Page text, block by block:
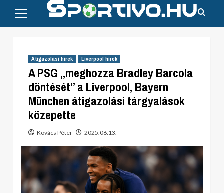
content
Menu
Átigazolási hírek Liverpool hírek
A PSG „meghozza Bradley Barcola
döntését” a Liverpool, Bayern
München átigazolási tárgyalások
közepette
Kovács Péter 2025.06.13.